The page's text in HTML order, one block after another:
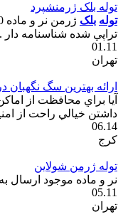
توله بلک ژرمنشپرد
توله بلک
تراپي شده شناسنامه دار
01.11
تهران
ارائه بهترين سگ
آيا براي محافظت از
داشتن خيالي راحت از
06.14
کرج
توله ژرمن شولاين
نر و ماده موجود ارسال
05.11
تهران